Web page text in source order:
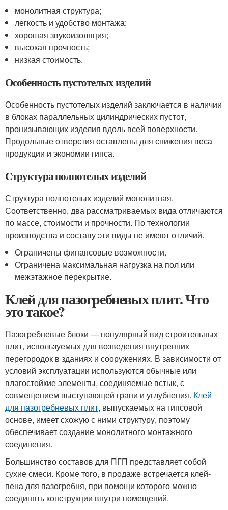
монолитная структура;
легкость и удобство монтажа;
хорошая звукоизоляция;
высокая прочность;
низкая стоимость.
Особенность пустотелых изделий
Особенность пустотелых изделий заключается в наличии
в блоках параллельных цилиндрических пустот,
пронизывающих изделия вдоль всей поверхности.
Продольные отверстия оставлены для снижения веса
продукции и экономии гипса.
Структура полнотелых изделий
Структура полнотелых изделий монолитная.
Соответственно, два рассматриваемых вида отличаются
по массе, стоимости и прочности. По технологии
производства и составу эти виды не имеют отличий.
Ограничены финансовые возможности.
Ограничена максимальная нагрузка на пол или
межэтажное перекрытие.
Клей для пазогребневых плит. Что
это такое?
Пазогребневые блоки — популярный вид строительных
плит, используемых для возведения внутренних
перегородок в зданиях и сооружениях. В зависимости от
условий эксплуатации используются обычные или
влагостойкие элементы, соединяемые встык, с
совмещением выступающей грани и углубления. Клей
для пазогребневых плит, выпускаемых на гипсовой
основе, имеет схожую с ними структуру, поэтому
обеспечивает создание монолитного монтажного
соединения.
Большинство составов для ПГП представляет собой
сухие смеси. Кроме того, в продаже встречается клей-
пена для пазогребня, при помощи которого можно
соединять конструкции внутри помещений.